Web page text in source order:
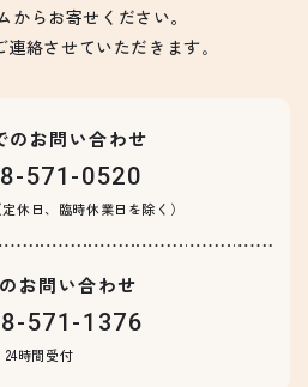
からお寄せください。
連絡させていただきます｡
のお問い合わせ
571-0520
休日、臨時休業日を除く）
お問い合わせ
571-1376
24時間受付